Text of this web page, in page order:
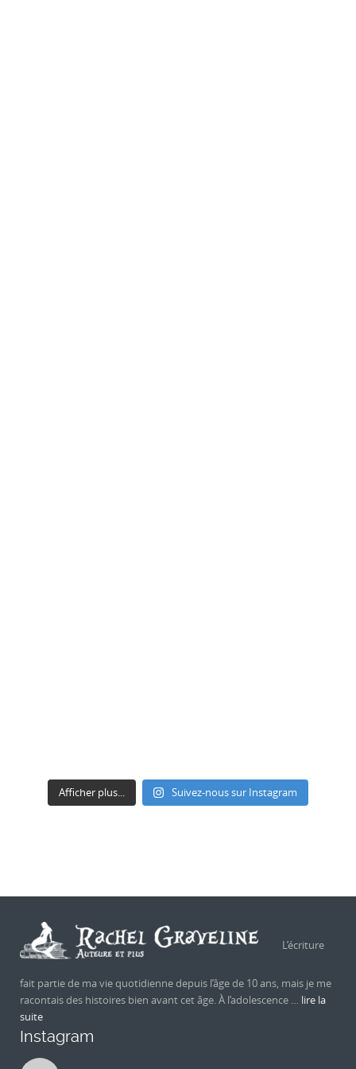
Afficher plus... Suivez-nous sur Instagram
L’écriture
fait partie de ma vie quotidienne depuis l’âge de 10 ans, mais je me
racontais des histoires bien avant cet âge. À l’adolescence … lire la
suite
Instagram